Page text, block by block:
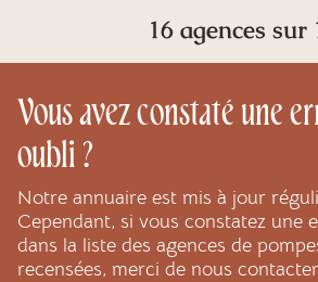
16 agences sur
Vous avez constaté une
oubli ?
Notre annuaire est mis à jour
Cependant, si vous constatez une
dans la liste des agences de
recensées, merci de nous